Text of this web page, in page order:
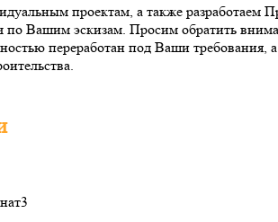
проектам, а также разработаем
по Вашим эскизам. Просим обратить
переработан под Ваши требования,
3